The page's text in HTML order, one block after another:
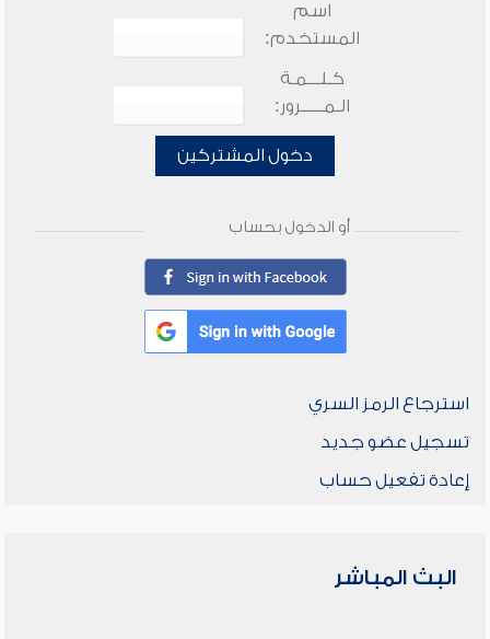
اسم
المستخدم:
كـلـــمـة
الـمـــــرور:
دخول المشتركين
أو الدخول بحساب
استرجاع الرمز السري
تسجيل عضو جديد
إعادة تفعيل حساب
البث المباشر